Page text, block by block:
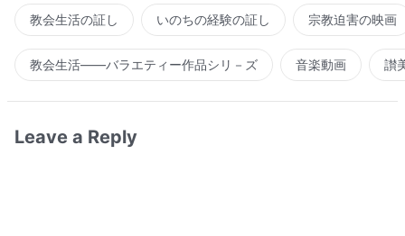
教会生活の証し いのちの経験の証し 宗教迫害の映画
教会生活――バラエティー作品シリ－ズ 音楽動画 讃
Leave a Reply